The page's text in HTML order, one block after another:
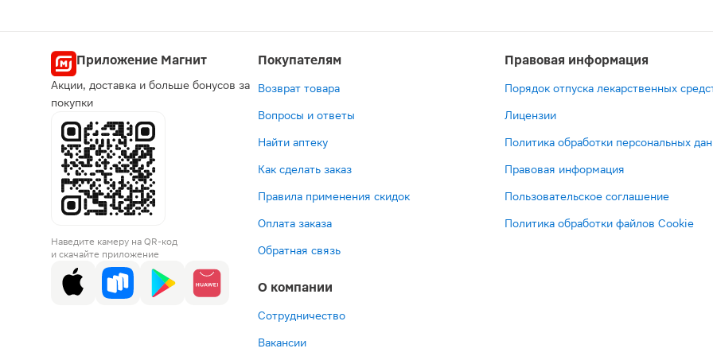
Приложение Магнит
Акции, доставка и больше бонусов за
покупки
Наведите камеру на QR-код
и скачайте приложение
Покупателям
Возврат товара
Вопросы и ответы
Найти аптеку
Как сделать заказ
Правила применения скидок
Оплата заказа
Обратная связь
О компании
Сотрудничество
Вакансии
Правовая информация
Порядок отпуска лекарственных
Лицензии
Политика обработки персональных
Правовая информация
Пользовательское соглашение
Политика обработки файлов Cookie